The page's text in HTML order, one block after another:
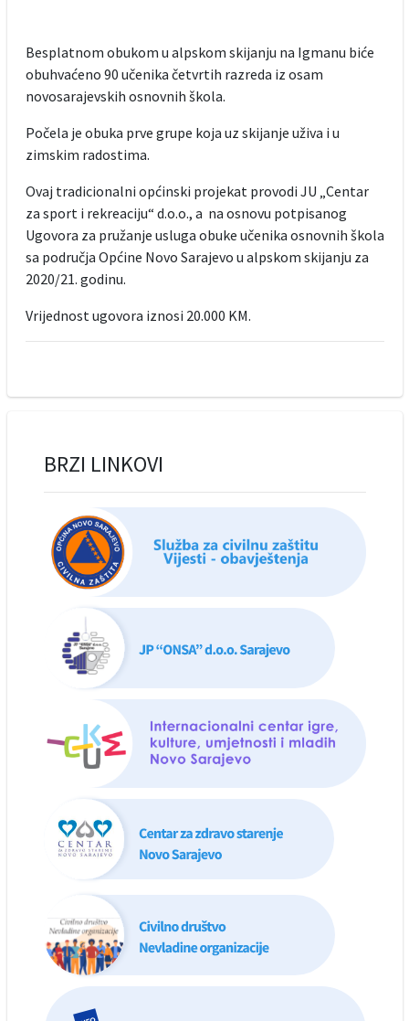
Besplatnom obukom u alpskom skijanju na Igmanu biće
obuhvaćeno 90 učenika četvrtih razreda iz osam
novosarajevskih osnovnih škola.
Počela je obuka prve grupe koja uz skijanje uživa i u
zimskim radostima.
Ovaj tradicionalni općinski projekat provodi JU „Centar
za sport i rekreaciju“ d.o.o., a na osnovu potpisanog
Ugovora za pružanje usluga obuke učenika osnovnih škola
sa područja Općine Novo Sarajevo u alpskom skijanju za
2020/21. godinu.
Vrijednost ugovora iznosi 20.000 KM.
BRZI LINKOVI